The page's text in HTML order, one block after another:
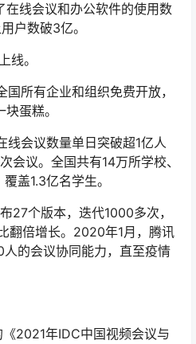
在线会议和办公软件的使用数
户数破3亿。
线。
所有企业和组织免费开放，
蛋糕。
会议数量单日突破超1亿人
会议。全国共有14万所学校、
盖1.3亿名学生。
27个版本，迭代1000多次，
翻倍增长。2020年1月，腾讯
的会议协同能力，直至疫情
2021年IDC中国视频会议与